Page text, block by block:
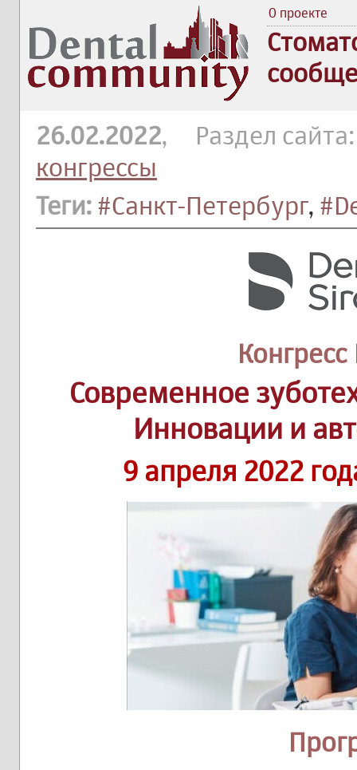
О проекте
26.02.2022, Раздел
конгрессы
Теги: #Санкт-Петербург,
Современное
Инновации и
9 апреля 2022